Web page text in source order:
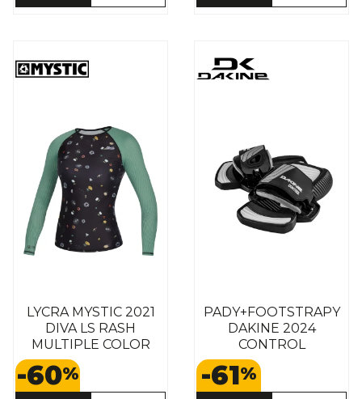
LYCRA MYSTIC 2021
DIVA LS RASH
MULTIPLE COLOR
-60%
PADY+FOOTSTRAPY
DAKINE 2024
CONTROL
FOOTSTRAP
-61%